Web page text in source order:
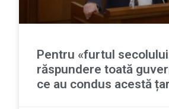
Pentru «furtul
răspundere toată
ce au condus acestă